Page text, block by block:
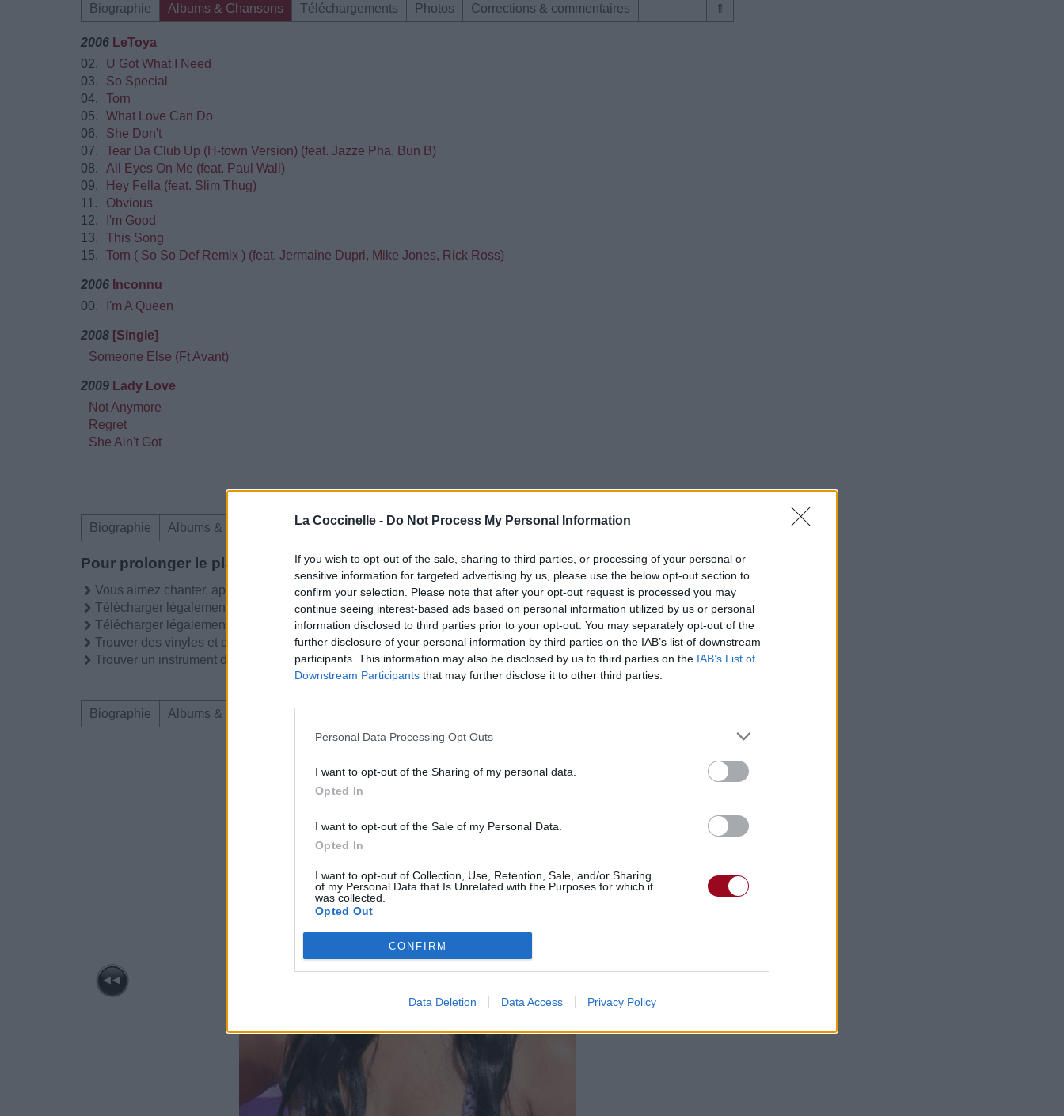
La Coccinelle - Do Not Process My Personal Information
If you wish to opt-out of the sale, sharing to third parties, or processing of your personal or
sensitive information for targeted advertising by us, please use the below opt-out section to
confirm your selection. Please note that after your opt-out request is processed you may
continue seeing interest-based ads based on personal information utilized by us or personal
information disclosed to third parties prior to your opt-out. You may separately opt-out of the
further disclosure of your personal information by third parties on the IAB’s list of downstream
participants. This information may also be disclosed by us to third parties on the IAB’s List of
Downstream Participants that may further disclose it to other third parties.
Personal Data Processing Opt Outs
I want to opt-out of the Sharing of my personal data.
Opted In
I want to opt-out of the Sale of my Personal Data.
Opted In
I want to opt-out of Collection, Use, Retention, Sale, and/or Sharing
of my Personal Data that Is Unrelated with the Purposes for which it
was collected.
Opted Out
CONFIRM
Data Deletion Data Access Privacy Policy
⇑
Biographie Albums & Chansons Téléchargements Photos Corrections & commentaires
2006 LeToya
02.
U Got What I Need
03.
So Special
04.
Torn
05.
What Love Can Do
06.
She Don't
07.
Tear Da Club Up (H-town Version) (feat. Jazze Pha, Bun B)
08.
All Eyes On Me (feat. Paul Wall)
09.
Hey Fella (feat. Slim Thug)
11.
Obvious
12.
I'm Good
13.
This Song
15.
Torn ( So So Def Remix ) (feat. Jermaine Dupri, Mike Jones, Rick Ross)
2006 Inconnu
00.
I'm A Queen
2008 [Single]
Someone Else (Ft Avant)
2009 Lady Love
Not Anymore
Regret
She Ain't Got
Biographie Albums & Chansons Téléchargements Photos Corrections & commentaires
Pour prolonger le plaisir musical :
Vous aimez chanter, apprenez la guitare chez
Télécharger légalement les MP3 sur
Télécharger légalement les MP3 ou trouver le CD sur
Trouver des vinyles et des CD sur
Trouver un instrument de musique ou une partition au meilleur prix sur
Biographie Albums & Chansons